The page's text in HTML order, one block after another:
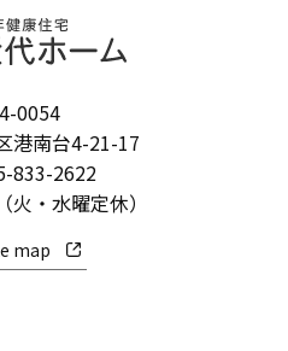
0054
港南台4-21-17
833-2622
・水曜定休）
map